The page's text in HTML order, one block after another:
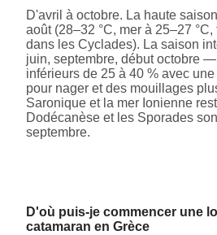
D'avril à octobre. La haute
août (28–32 °C, mer à 25–27 °C,
dans les Cyclades). La saison
juin, septembre, début octobre
inférieurs de 25 à 40 % avec
pour nager et des mouillages
Saronique et la mer Ionienne
Dodécanèse et les Sporades
septembre.
D'où puis-je commencer une
catamaran en Grèce